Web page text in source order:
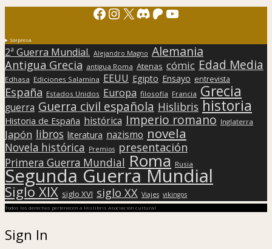
Facebook
Instagram
X Discord
Patreon
YouTube
Sorpresa
2ª Guerra Mundial. Alejandro Magno Alemania
Antigua Grecia antigua Roma Atenas cómic Edad Media
Edhasa Ediciones Salamina EEUU Egipto Ensayo entrevista
España Estados Unidos Europa filosofía Francia Grecia
guerra Guerra civil española Hislibris historia
Historia de España histórica Imperio romano Inglaterra
Japón libros literatura nazismo novela
Novela histórica Premios presentación
Primera Guerra Mundial Roma Rusia
Segunda Guerra Mundial
Siglo XIX siglo XVI siglo XX Viajes vikingos
Todos los derechos pertenecen a Hislibris Asociación cultural
Sign In